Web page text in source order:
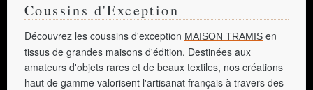
Coussins d'Exception
Découvrez les coussins d'exception MAISON TRAMIS en
tissus de grandes maisons d'édition. Destinées aux
amateurs d'objets rares et de beaux textiles, nos créations
haut de gamme valorisent l'artisanat français à travers des